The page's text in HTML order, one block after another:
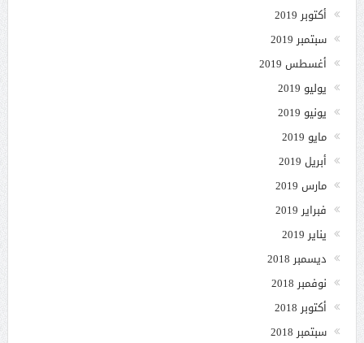
أكتوبر 2019
سبتمبر 2019
أغسطس 2019
يوليو 2019
يونيو 2019
مايو 2019
أبريل 2019
مارس 2019
فبراير 2019
يناير 2019
ديسمبر 2018
نوفمبر 2018
أكتوبر 2018
سبتمبر 2018